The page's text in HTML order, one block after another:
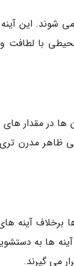
شوند. این
با لطافت
ها در مقدار
ظاهر مدرن
آینه
آینه ها به
می گیرند.